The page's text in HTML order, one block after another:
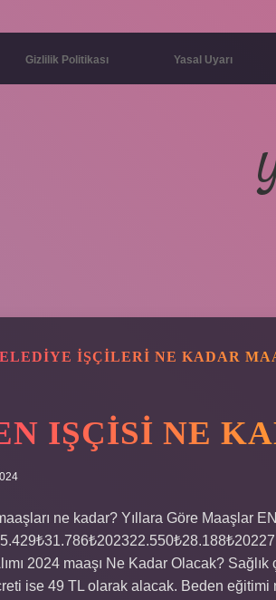
Gizlilik Politikası Yasal Uyarı
IŞÇILERI NE KADAR
IŞÇISI NE
ne kadar? Yıllara Göre Maaşlar
2024 maaşı Ne Kadar Olacak?
ise 49 TL olarak alacak. Beden eğitimi